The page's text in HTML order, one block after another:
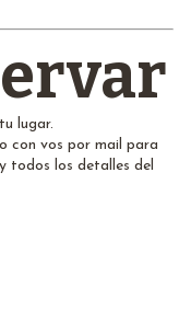
lugar.
con vos por mail para
todos los detalles del